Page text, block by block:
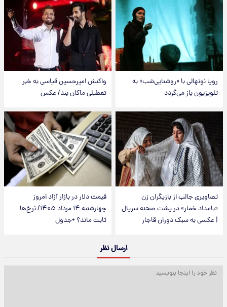
رویا نونهالی با «روشنایی‌شب» به
تلویزیون باز می‌گردد
واکنش امیرحسین قیاسی به خبر
تعطیلی ماکان بند/ عکس
تصاویری جالب از بازیگران زن
«بامداد خمار» در پشت صحنه سریال
| عکسی به سبک دوران قاجار
قیمت دلار در بازار آزاد امروز
چهارشنبه ۱۴ مرداد ۱۴۰۵/ نرخ‌ها
ثابت ماند؟ +جدول
ارسال نظر